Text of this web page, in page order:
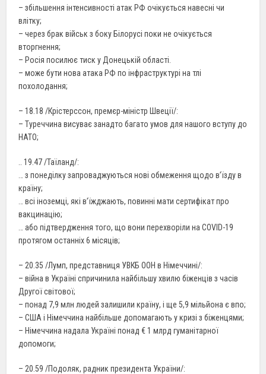
– збільшення інтенсивності атак РФ очікується навесні чи
влітку;
– через брак військ з боку Білорусі поки не очікується
вторгнення;
– Росія посилює тиск у Донецькій області.
– може бути нова атака РФ по інфраструктурі на тлі
похолодання;
– 18.18 /Крістерссон, премєр-міністр Швеції/:
– Туреччина висуває занадто багато умов для нашого вступу до
НАТО;
.. 19.47 /Таїланд/:
… з понеділку запроваджуються нові обмеження щодо в’їзду в
країну;
… всі іноземці, які в’їжджають, повинні мати сертифікат про
вакцинацію;
… або підтвердження того, що вони перехворіли на COVID-19
протягом останніх 6 місяців;
– 20.35 /Лумп, представниця УВКБ ООН в Німеччині/:
– війна в Україні спричинила найбільшу хвилю біженців з часів
Другої світової;
– понад 7,9 млн людей залишили країну, і ще 5,9 мільйона є впо;
– США і Німеччина найбільше допомагають у кризі з біженцями;
– Німеччина надала Україні понад € 1 млрд гуманітарної
допомоги;
– 20.59 /Подоляк, радник президента України/: